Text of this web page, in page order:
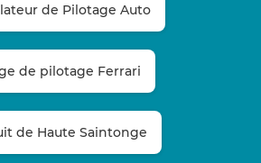
de Pilotage Auto
de pilotage Ferrari
de Haute Saintonge